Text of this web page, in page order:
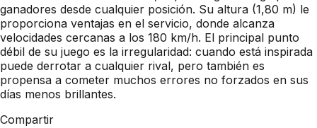
ganadores desde cualquier posición. Su altura (1,80 m) le
proporciona ventajas en el servicio, donde alcanza
velocidades cercanas a los 180 km/h. El principal punto
débil de su juego es la irregularidad: cuando está inspirada
puede derrotar a cualquier rival, pero también es
propensa a cometer muchos errores no forzados en sus
días menos brillantes.
Compartir